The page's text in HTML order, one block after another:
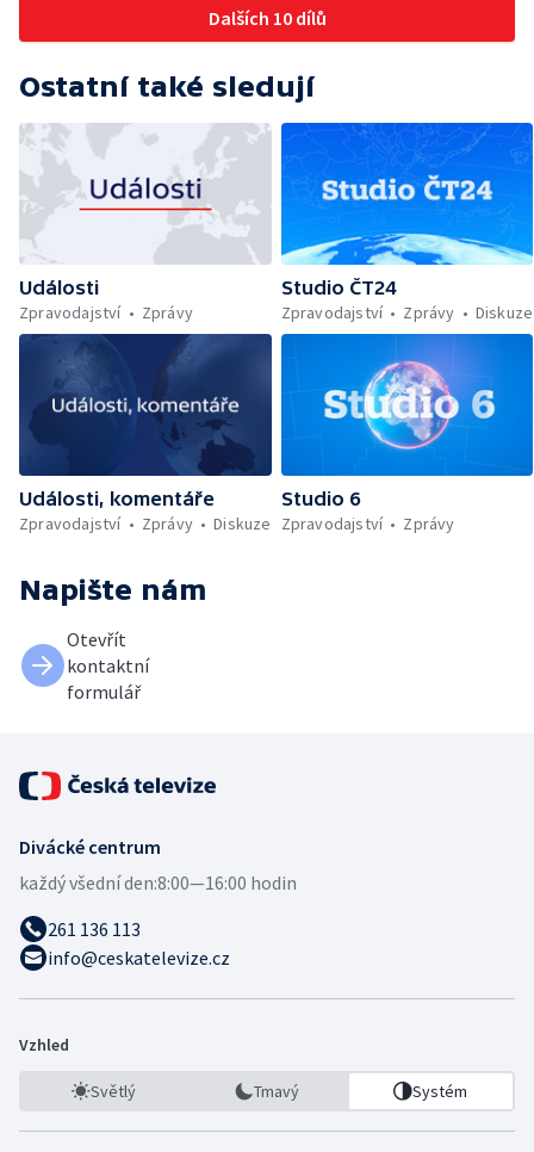
Dalších 10 dílů
Ostatní také sledují
Události
Zpravodajství
Zprávy
Studio ČT24
Zpravodajství
Zprávy Diskuze
Události, komentáře
Zpravodajství
Zprávy Diskuze
Studio 6
Zpravodajství
Zprávy
Napište nám
Otevřít
kontaktní
formulář
Divácké centrum
každý všední den:8:00—16:00 hodin
261 136 113
info@ceskatelevize.cz
Vzhled
Světlý Tmavý Systém